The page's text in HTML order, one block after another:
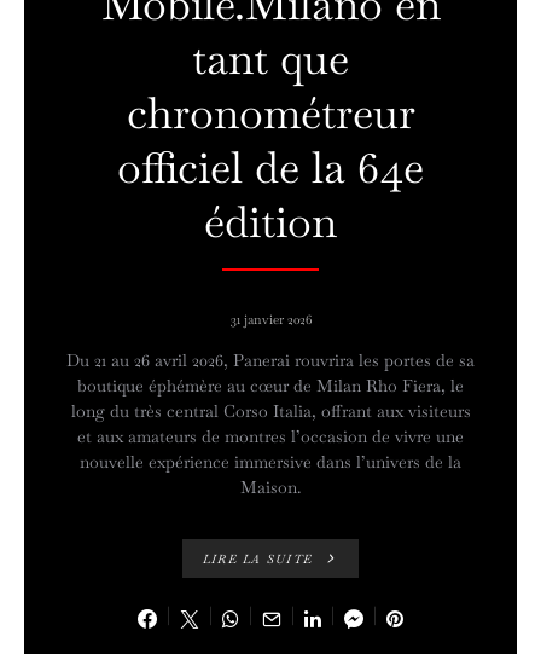
tant que
chronométreur
officiel de la 64e
édition
31 janvier 2026
Du 21 au 26 avril 2026, Panerai rouvrira les portes de sa
boutique éphémère au cœur de Milan Rho Fiera, le
long du très central Corso Italia, offrant aux visiteurs
et aux amateurs de montres l’occasion de vivre une
nouvelle expérience immersive dans l’univers de la
Maison.
LIRE LA SUITE